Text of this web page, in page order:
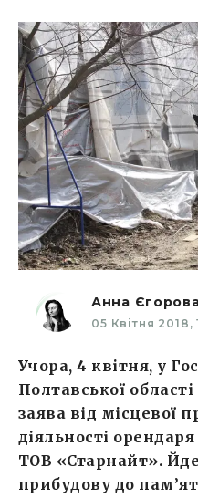
Анна
05 Квітня 2018,
Учора, 4 квітня, у
Полтавської
заява від місцевої
діяльності
ТОВ «Старнайт».
прибудову до